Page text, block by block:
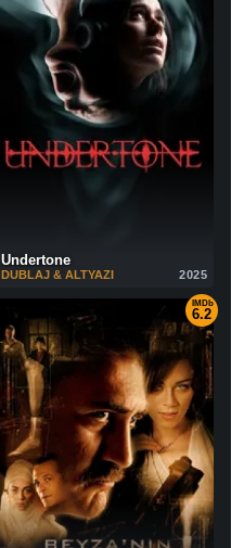
Undertone
2025
DUBLAJ & ALTYAZI
IMDb
6.2